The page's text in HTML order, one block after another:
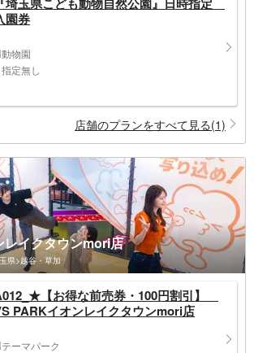
園券
動物園
指定無し
店舗のプランをすべて見る(1)
イクタウンmori店
県>越谷・草加
【お得な前売券・100円割引】
PARKイオンレイクタウンmori店
テーマパーク